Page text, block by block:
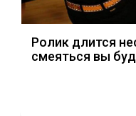
Ролик длится
смеяться вы